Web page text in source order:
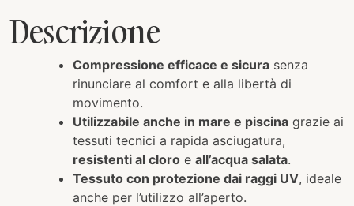
Descrizione
Compressione efficace e sicura senza
rinunciare al comfort e alla libertà di
movimento.
Utilizzabile anche in mare e piscina grazie ai
tessuti tecnici a rapida asciugatura,
resistenti al cloro e all’acqua salata.
Tessuto con protezione dai raggi UV, ideale
anche per l’utilizzo all’aperto.